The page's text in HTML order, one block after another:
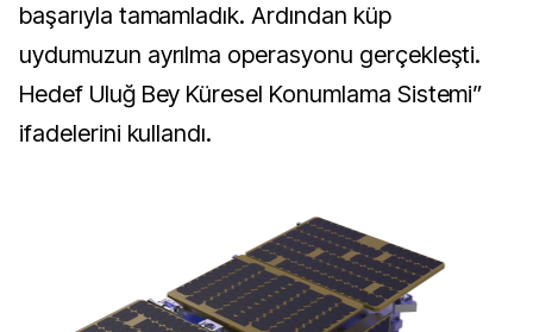
başarıyla tamamladık. Ardından küp
uydumuzun ayrılma operasyonu gerçekleşti.
Hedef Uluğ Bey Küresel Konumlama Sistemi”
ifadelerini kullandı.